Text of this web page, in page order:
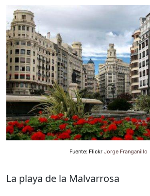
Fuente: Flickr Jorge Franganillo
La playa de la Malvarrosa